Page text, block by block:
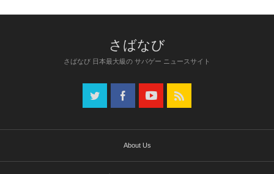
さばなび 日本最大級の サバゲー ニュースサイト
About Us